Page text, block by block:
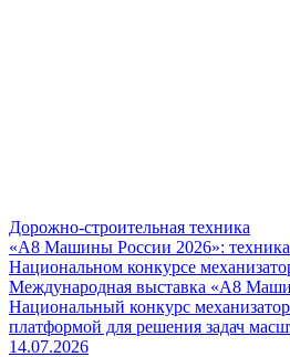
Дорожно-строительная техника
«А8 Машины России 2026»:
Национальном конкурсе
Международная выставка «А8
Национальный конкурс
платформой для решения задач
14.07.2026